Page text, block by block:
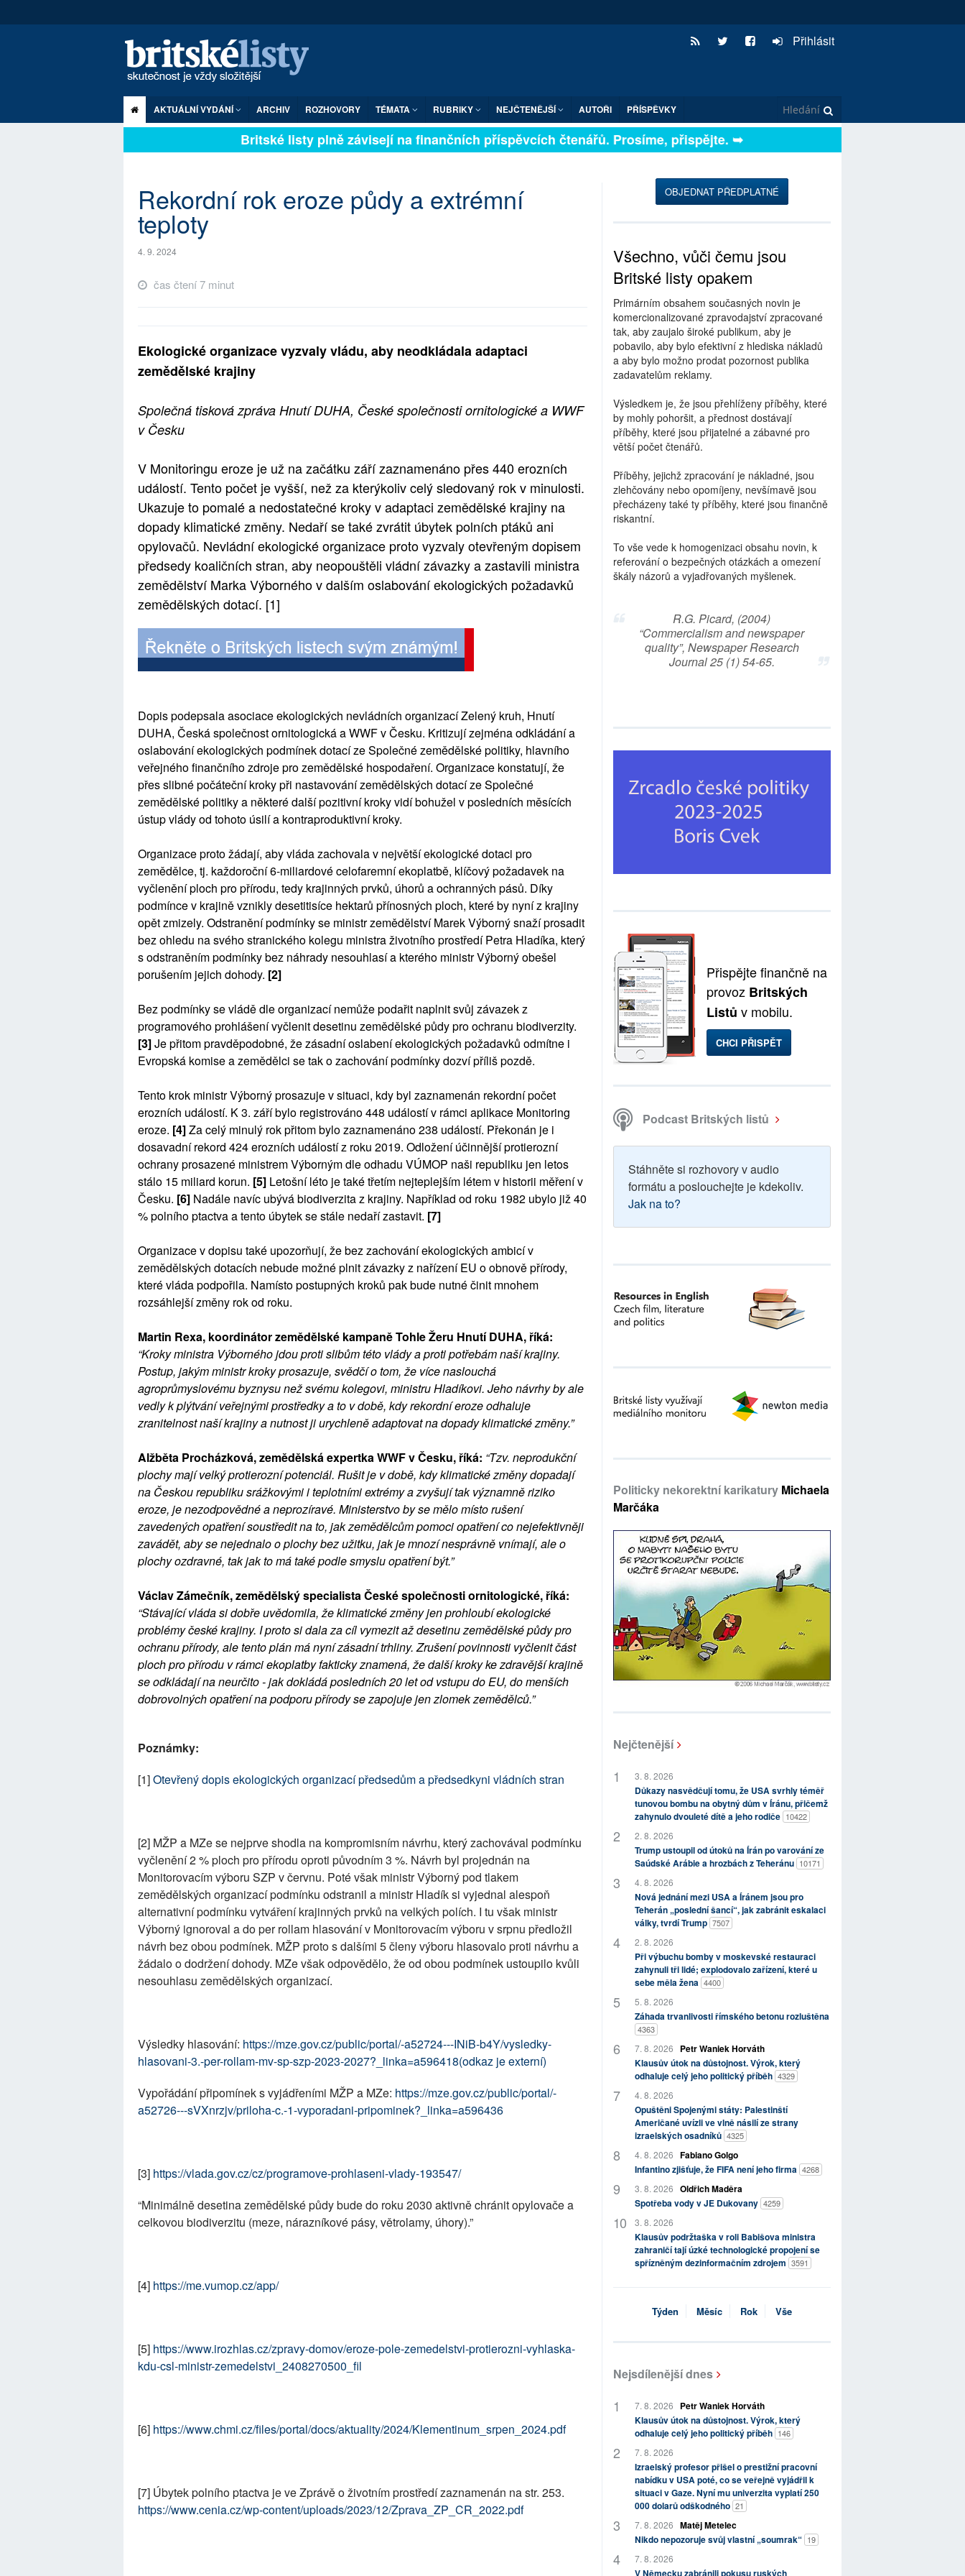
Přihlásit
AKTUÁLNÍ VYDÁNÍ ARCHIV ROZHOVORY TÉMATA RUBRIKY NEJČTENĚJŠÍ AUTOŘI PŘÍSPĚVKY
Britské listy plně závisejí na finančních příspěvcích čtenářů. Prosíme, přispějte. ➥
Rekordní rok eroze půdy a extrémní
teploty
4. 9. 2024
čas čtení 7 minut
Ekologické organizace vyzvaly vládu, aby neodkládala adaptaci
zemědělské krajiny
Společná tisková zpráva Hnutí DUHA, České společnosti ornitologické a WWF
v Česku
V Monitoringu eroze je už na začátku září zaznamenáno přes 440 erozních
událostí. Tento počet je vyšší, než za kterýkoliv celý sledovaný rok v minulosti.
Ukazuje to pomalé a nedostatečné kroky v adaptaci zemědělské krajiny na
dopady klimatické změny. Nedaří se také zvrátit úbytek polních ptáků ani
opylovačů. Nevládní ekologické organizace proto vyzvaly otevřeným dopisem
předsedy koaličních stran, aby neopouštěli vládní závazky a zastavili ministra
zemědělství Marka Výborného v dalším oslabování ekologických požadavků
zemědělských dotací. [1]
Dopis podepsala asociace ekologických nevládních organizací Zelený kruh, Hnutí
DUHA, Česká společnost ornitologická a WWF v Česku. Kritizují zejména odkládání a
oslabování ekologických podmínek dotací ze Společné zemědělské politiky, hlavního
veřejného finančního zdroje pro zemědělské hospodaření. Organizace konstatují, že
přes slibné počáteční kroky při nastavování zemědělských dotací ze Společné
zemědělské politiky a některé další pozitivní kroky vidí bohužel v posledních měsících
ústup vlády od tohoto úsilí a kontraproduktivní kroky.
Organizace proto žádají, aby vláda zachovala v největší ekologické dotaci pro
zemědělce, tj. každoroční 6-miliardové celofaremní ekoplatbě, klíčový požadavek na
vyčlenění ploch pro přírodu, tedy krajinných prvků, úhorů a ochranných pásů. Díky
podmínce v krajině vznikly desetitisíce hektarů přínosných ploch, které by nyní z krajiny
opět zmizely. Odstranění podmínky se ministr zemědělství Marek Výborný snaží prosadit
bez ohledu na svého stranického kolegu ministra životního prostředí Petra Hladíka, který
s odstraněním podmínky bez náhrady nesouhlasí a kterého ministr Výborný obešel
porušením jejich dohody. [2]
Bez podmínky se vládě dle organizací nemůže podařit naplnit svůj závazek z
programového prohlášení vyčlenit desetinu zemědělské půdy pro ochranu biodiverzity.
[3]Je přitom pravděpodobné, že zásadní oslabení ekologických požadavků odmítne i
Evropská komise a zemědělci se tak o zachování podmínky dozví příliš pozdě.
Tento krok ministr Výborný prosazuje v situaci, kdy byl zaznamenán rekordní počet
erozních událostí. K 3. září bylo registrováno 448 událostí v rámci aplikace Monitoring
eroze. [4]Za celý minulý rok přitom bylo zaznamenáno 238 událostí. Překonán je i
dosavadní rekord 424 erozních událostí z roku 2019. Odložení účinnější protierozní
ochrany prosazené ministrem Výborným dle odhadu VÚMOP naši republiku jen letos
stálo 15 miliard korun. [5] Letošní léto je také třetím nejteplejším létem v historii měření v
Česku. [6] Nadále navíc ubývá biodiverzita z krajiny. Například od roku 1982 ubylo již 40
% polního ptactva a tento úbytek se stále nedaří zastavit. [7]
Organizace v dopisu také upozorňují, že bez zachování ekologických ambicí v
zemědělských dotacích nebude možné plnit závazky z nařízení EU o obnově přírody,
které vláda podpořila. Namísto postupných kroků pak bude nutné činit mnohem
rozsáhlejší změny rok od roku.
Martin Rexa, koordinátor zemědělské kampaně Tohle Žeru Hnutí DUHA, říká:
“Kroky ministra Výborného jdou proti slibům této vlády a proti potřebám naší krajiny.
Postup, jakým ministr kroky prosazuje, svědčí o tom, že více naslouchá
agroprůmyslovému byznysu než svému kolegovi, ministru Hladíkovi. Jeho návrhy by ale
vedly k plýtvání veřejnými prostředky a to v době, kdy rekordní eroze odhaluje
zranitelnost naší krajiny a nutnost ji urychleně adaptovat na dopady klimatické změny.”
Alžběta Procházková, zemědělská expertka WWF v Česku, říká: “Tzv. neprodukční
plochy mají velký protierozní potenciál. Rušit je v době, kdy klimatické změny dopadají
na Českou republiku srážkovými i teplotními extrémy a zvyšují tak významně riziko
eroze, je nezodpovědné a neprozíravé. Ministerstvo by se mělo místo rušení
zavedených opatření soustředit na to, jak zemědělcům pomoci opatření co nejefektivněji
zavádět, aby se nejednalo o plochy bez užitku, jak je mnozí nesprávně vnímají, ale o
plochy ozdravné, tak jak to má také podle smyslu opatření být.”
Václav Zámečník, zemědělský specialista České společnosti ornitologické, říká:
“Stávající vláda si dobře uvědomila, že klimatické změny jen prohloubí ekologické
problémy české krajiny. I proto si dala za cíl vymezit až desetinu zemědělské půdy pro
ochranu přírody, ale tento plán má nyní zásadní trhliny. Zrušení povinnosti vyčlenit část
ploch pro přírodu v rámci ekoplatby fakticky znamená, že další kroky ke zdravější krajině
se odkládají na neurčito - jak dokládá posledních 20 let od vstupu do EU, do menších
dobrovolných opatření na podporu přírody se zapojuje jen zlomek zemědělců.”
Poznámky:
[1]Otevřený dopis ekologických organizací předsedům a předsedkyni vládních stran
[2] MŽP a MZe se nejprve shodla na kompromisním návrhu, který zachovával podmínku
vyčlenění 2 % ploch pro přírodu oproti původním 3 %. Návrh byl projednán na
Monitorovacím výboru SZP v červnu. Poté však ministr Výborný pod tlakem
zemědělských organizací podmínku odstranil a ministr Hladík si vyjednal alespoň
alternativní podmínku vytváření krajinných prvků na velkých polích. I tu však ministr
Výborný ignoroval a do per rollam hlasování v Monitorovacím výboru v srpnu předložil
návrh bez obou podmínek. MŽP proto s dalšími 5 členy výboru hlasovalo proti návrhu a
žádalo o dodržení dohody. MZe však odpovědělo, že od obou podmínek ustoupilo kvůli
nesouhlasu zemědělských organizací.
Výsledky hlasování: https://mze.gov.cz/public/portal/-a52724---INiB-b4Y/vysledky-
hlasovani-3.-per-rollam-mv-sp-szp-2023-2027?_linka=a596418(odkaz je externí)
Vypořádání připomínek s vyjádřeními MŽP a MZe: https://mze.gov.cz/public/portal/-
a52726---sVXnrzjv/priloha-c.-1-vyporadani-pripominek?_linka=a596436
[3] https://vlada.gov.cz/cz/programove-prohlaseni-vlady-193547/
“Minimálně desetina zemědělské půdy bude do roku 2030 aktivně chránit opylovače a
celkovou biodiverzitu (meze, nárazníkové pásy, větrolamy, úhory).”
[4] https://me.vumop.cz/app/
[5] https://www.irozhlas.cz/zpravy-domov/eroze-pole-zemedelstvi-protierozni-vyhlaska-
kdu-csl-ministr-zemedelstvi_2408270500_fil
[6] https://www.chmi.cz/files/portal/docs/aktuality/2024/Klementinum_srpen_2024.pdf
[7] Úbytek polního ptactva je ve Zprávě o životním prostředí zaznamenán na str. 253.
https://www.cenia.cz/wp-content/uploads/2023/12/Zprava_ZP_CR_2022.pdf
OBJEDNAT PŘEDPLATNÉ
Všechno, vůči čemu jsou
Britské listy opakem
Primárním obsahem současných novin je
komercionalizované zpravodajství zpracované
tak, aby zaujalo široké publikum, aby je
pobavilo, aby bylo efektivní z hlediska nákladů
a aby bylo možno prodat pozornost publika
zadavatelům reklamy.
Výsledkem je, že jsou přehlíženy příběhy, které
by mohly pohoršit, a přednost dostávají
příběhy, které jsou přijatelné a zábavné pro
větší počet čtenářů.
Příběhy, jejichž zpracování je nákladné, jsou
zlehčovány nebo opomíjeny, nevšímavě jsou
přecházeny také ty příběhy, které jsou finančně
riskantní.
To vše vede k homogenizaci obsahu novin, k
referování o bezpečných otázkách a omezení
škály názorů a vyjadřovaných myšlenek.
R.G. Picard, (2004)
“Commercialism and newspaper
quality”, Newspaper Research
Journal 25 (1) 54-65.
Přispějte finančně na
provoz Britských
Listů v mobilu.
CHCI PŘISPĚT
Podcast Britských listů
Stáhněte si rozhovory v audio
formátu a poslouchejte je kdekoliv.
Jak na to?
Politicky nekorektní karikatury Michaela
Marčáka
Nejčtenější
3. 8. 2026
Důkazy nasvědčují tomu, že USA svrhly téměř
tunovou bombu na obytný dům v Íránu, přičemž
zahynulo dvouleté dítě a jeho rodiče 10422
2. 8. 2026
Trump ustoupil od útoků na Írán po varování ze
Saúdské Arábie a hrozbách z Teheránu 10171
4. 8. 2026
Nová jednání mezi USA a Íránem jsou pro
Teherán „poslední šancí“, jak zabránit eskalaci
války, tvrdí Trump 7507
2. 8. 2026
Při výbuchu bomby v moskevské restauraci
zahynuli tři lidé; explodovalo zařízení, které u
sebe měla žena 4400
5. 8. 2026
Záhada trvanlivosti římského betonu rozluštěna
4363
7. 8. 2026
Petr Waniek Horváth
Klausův útok na důstojnost. Výrok, který
odhaluje celý jeho politický příběh 4329
4. 8. 2026
Opuštěni Spojenými státy: Palestinští
Američané uvízli ve vlně násilí ze strany
izraelských osadníků 4325
4. 8. 2026 Fabiano Golgo
Infantino zjišťuje, že FIFA není jeho firma 4268
3. 8. 2026 Oldřich Maděra
Spotřeba vody v JE Dukovany 4259
3. 8. 2026
Klausův podržtaška v roli Babišova ministra
zahraničí tají úzké technologické propojení se
spřízněným dezinformačním zdrojem 3591
Týden Měsíc Rok Vše
Nejsdílenější dnes
7. 8. 2026
Petr Waniek Horváth
Klausův útok na důstojnost. Výrok, který
odhaluje celý jeho politický příběh 146
7. 8. 2026
Izraelský profesor přišel o prestižní pracovní
nabídku v USA poté, co se veřejně vyjádřil k
situaci v Gaze. Nyní mu univerzita vyplatí 250
000 dolarů odškodného 21
7. 8. 2026 Matěj Metelec
Nikdo nepozoruje svůj vlastní „soumrak“ 19
7. 8. 2026
V Německu zabránili pokusu ruských